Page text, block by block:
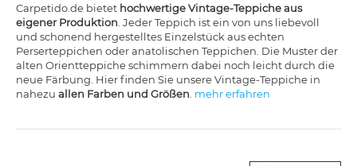
Carpetido.de bietet hochwertige Vintage-Teppiche aus
eigener Produktion . Jeder Teppich ist ein von uns liebevoll
und schonend hergestelltes Einzelstück aus echten
Perserteppichen oder anatolischen Teppichen. Die Muster der
alten Orientteppiche schimmern dabei noch leicht durch die
neue Färbung. Hier finden Sie unsere Vintage-Teppiche in
nahezu allen Farben und Größen mehr erfahren